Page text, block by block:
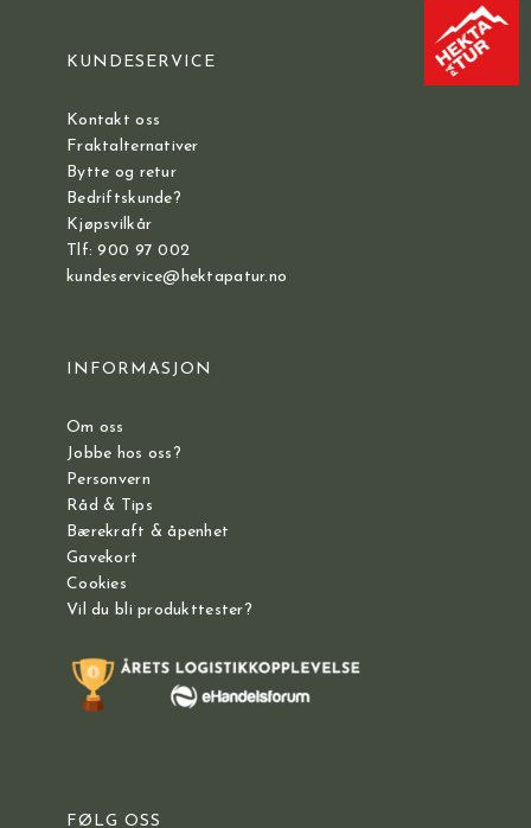
KUNDESERVICE
Kontakt oss
Fraktalternativer
Bytte og retur
Bedriftskunde?
Kjøpsvilkår
Tlf: 900 97 002
kundeservice@hektapatur.no
INFORMASJON
Om oss
Jobbe hos oss?
Personvern
Råd & Tips
Bærekraft & åpenhet
Gavekort
Cookies
Vil du bli produkttester?
FØLG OSS